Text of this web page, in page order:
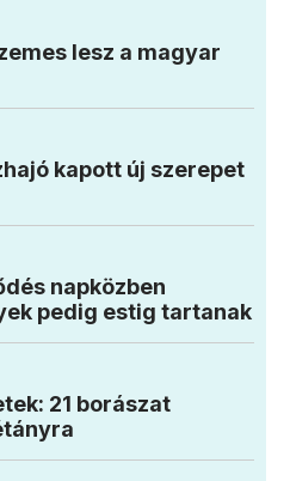
lesz a magyar
kapott új szerepet
napközben
pedig estig tartanak
21 borászat